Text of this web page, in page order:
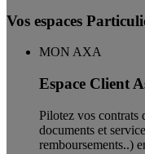
Vos espaces
MON AXA
Espace Client
Pilotez vos contrats
documents et
remboursements..)